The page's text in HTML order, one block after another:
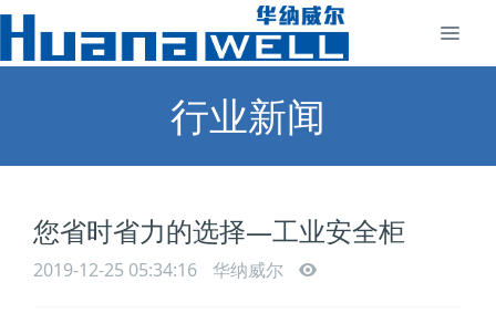
行业新闻
您省时省力的选择—工业安全柜
2019-12-25 05:34:16 华纳威尔